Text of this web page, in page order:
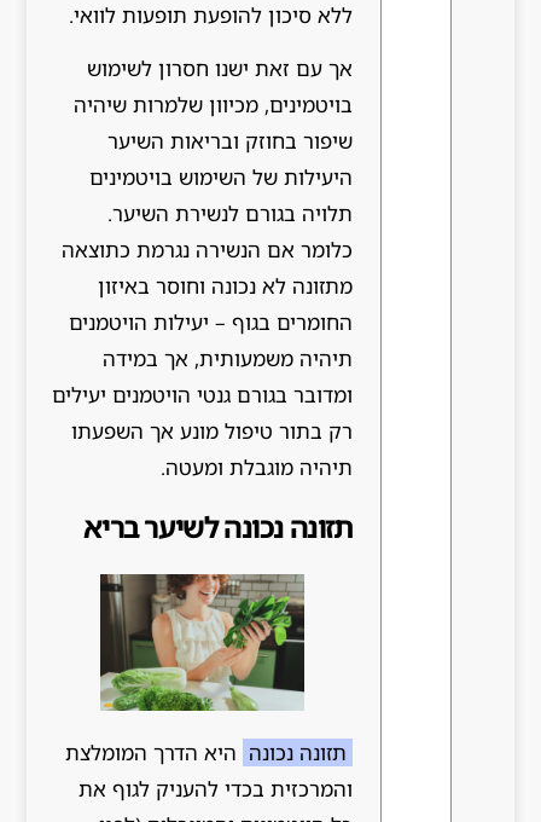
ללא סיכון להופעת תופעות לוואי.
אך עם זאת ישנו חסרון לשימוש
בויטמינים, מכיוון שלמרות שיהיה
שיפור בחוזק ובריאות השיער
היעילות של השימוש בויטמינים
תלויה בגורם לנשירת השיער.
כלומר אם הנשירה נגרמת כתוצאה
מתזונה לא נכונה וחוסר באיזון
החומרים בגוף – יעילות הויטמנים
תיהיה משמעותית, אך במידה
ומדובר בגורם גנטי הויטמנים יעילים
רק בתור טיפול מונע אך השפעתו
תיהיה מוגבלת ומעטה.
תזונה נכונה לשיער בריא
תזונה נכונה היא הדרך המומלצת
והמרכזית בכדי להעניק לגוף את